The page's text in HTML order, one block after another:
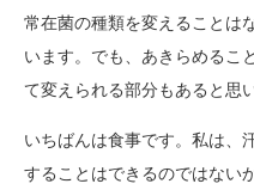
常在菌の種類を変えることは
います。でも、あきらめるこ
て変えられる部分もあると思
いちばんは食事です。私は、
することはできるのではない